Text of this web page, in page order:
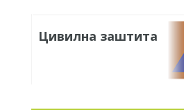
Цивилна заштита